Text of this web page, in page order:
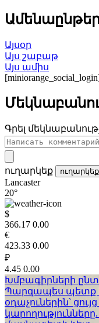
Այսօր
Այս շաբաթ
Այս ամիս
Գրել
ուղարկեք ուղարկեք
Lancaster
20°
$
366.17 0.00
€
423.33 0.00
₽
4.45 0.00
Խմբագիրների
Պարզապես պետք է
օդաչուներին՝